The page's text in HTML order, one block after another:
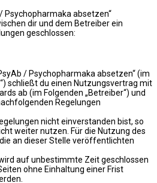
Psychopharmaka absetzen“
dir und dem Betreiber ein
geschlossen:
/ Psychopharmaka absetzen“ (im
schließt du einen Nutzungsvertrag mit
ab (im Folgenden „Betreiber“) und
Regelungen
nicht einverstanden bist, so
weiter nutzen. Für die Nutzung des
an dieser Stelle veröffentlichten
auf unbestimmte Zeit geschlossen
ohne Einhaltung einer Frist